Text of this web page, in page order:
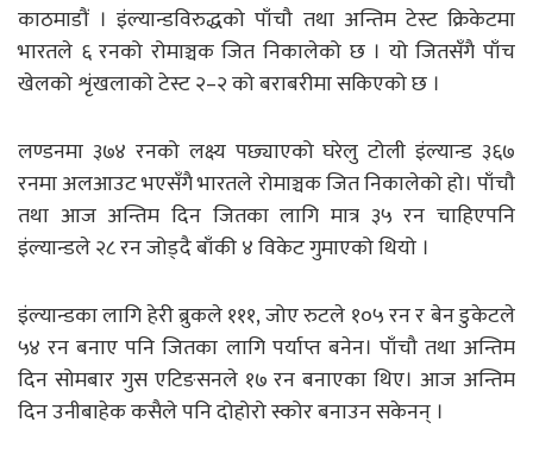
काठमाडौं । इंल्यान्डविरुद्धको पाँचौ तथा अन्तिम टेस्ट क्रिकेटमा
भारतले ६ रनको रोमाञ्चक जित निकालेको छ । यो जितसँगै पाँच
खेलको शृंखलाको टेस्ट २–२ को बराबरीमा सकिएको छ ।
लण्डनमा ३७४ रनको लक्ष्य पछ्याएको घरेलु टोली इंल्यान्ड ३६७
रनमा अलआउट भएसँगै भारतले रोमाञ्चक जित निकालेको हो। पाँचौ
तथा आज अन्तिम दिन जितका लागि मात्र ३५ रन चाहिएपनि
इंल्यान्डले २८ रन जोड्दै बाँकी ४ विकेट गुमाएको थियो ।
इंल्यान्डका लागि हेरी ब्रुकले १११, जोए रुटले १०५ रन र बेन डुकेटले
५४ रन बनाए पनि जितका लागि पर्याप्त बनेन। पाँचौ तथा अन्तिम
दिन सोमबार गुस एटिङसनले १७ रन बनाएका थिए। आज अन्तिम
दिन उनीबाहेक कसैले पनि दोहोरो स्कोर बनाउन सकेनन् ।